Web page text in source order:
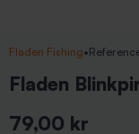
Fladen Fishing•
Fladen
79,00 kr